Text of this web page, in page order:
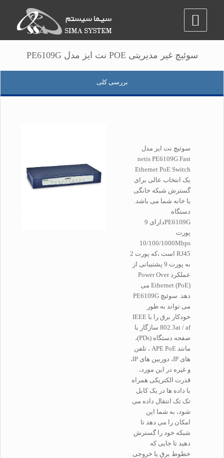
سوئیچ غیر مدیریتی POE نت ایز مدل PE6109G
بررسی کلی
سوئیچ نت ایز مدل
netis PE6109G Fast
Ethernet PoE Switch
یک انتخاب عالی برای
گسترش شبکه خانگی
یا خانه شما می باشد.
دستگاه
PE6109Gدارای 9
پورت
10/100/1000Mbps
RJ45 است ،که پورت 2
به پورت 9 پشتیبانی از
عملکرد Power Over
Ethernet (PoE) می
دهد. سوئیچ PE6109G
می تواند به طور
خودکار برق را با IEEE
802.3at / af سازگار با
صفحه دستگاه (PDs)،
مانند APE PoE ، تلفن
های IP، دوربین های IP،
و غیره در این مورد،
قدرت الکتریکی همراه
با داده ها در یک کابل
تک تک انتقال داده می
شود، به شما این
امکان را می دهد تا
شبکه خود را گسترش
دهید تا جایی که
خطوط برق یا خروجی